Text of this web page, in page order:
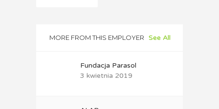
MORE FROM THIS EMPLOYER See All
Fundacja Parasol
3 kwietnia 2019